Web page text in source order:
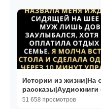
Истории из жизни|На
Жизненные истории
51 658 просмотров